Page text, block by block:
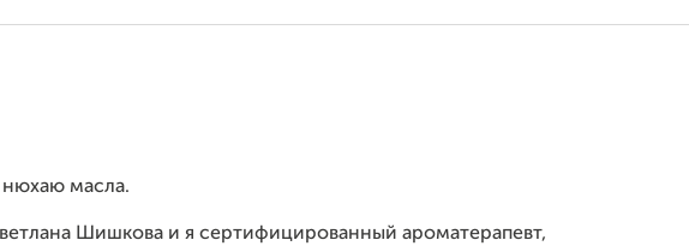
нюхаю масла.
Шишкова и я сертифицированный ароматерапевт,